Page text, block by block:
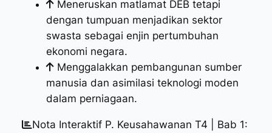
Meneruskan matlamat DEB tetapi
dengan tumpuan menjadikan sektor
swasta sebagai enjin pertumbuhan
ekonomi negara.
Menggalakkan pembangunan sumber
manusia dan asimilasi teknologi moden
dalam perniagaan.
Nota Interaktif P. Keusahawanan T4 | Bab 1: